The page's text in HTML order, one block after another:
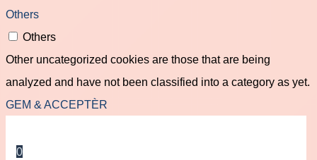
Others
Others
Other uncategorized cookies are those that are being
analyzed and have not been classified into a category as yet.
GEM & ACCEPTÈR
0